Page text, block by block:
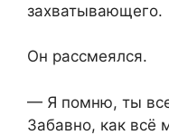
захватывающего.
Он рассмеялся.
— Я помню, ты
Забавно, как всё